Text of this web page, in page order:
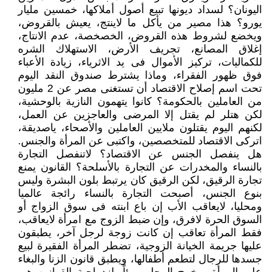
اليونان؟ لسداد ديونها تبيع أصول أملاكها، خمسين مليار
يورو؟ هذا مصير من يأكل ما لاينتج، يعيش بالقروض،
ويخضع لشروط هذه القروض، الخصخصة، عدم الانتاج،
إغلاق المصانع، تجريف الأرض، الاستهلاك الشره
للكماليات، تركيز الأموال فى يد الاثرياء، زيادة الأعباء
فوق ظهور الفقراء، وماذا يشترط صندوق النقد اليوم
تحت اسم إصلاح الاقتصاد أن تستغنى مصر عن 2 مليون
من العاملين بالحكومة؟ كانوا يتهمون النازية بالوحشية،
لكن هتلر لم يقتل إلا المرضى والعاجزين عن العمل،
لكنهم اليوم يقتلون ملايين العاملين والأصحاء، ياصديقة،
اتركى الاقتصاد للمتخصصين، واكتبى عن المرأة والجنس.
هل ينفصل الجنس عن الاقتصاد؟ لاتنفصل التجارة
بالنساء والمخدرات عن التجارة بالأسلحة؟ القانون يمنع
تجارة الرقيق، لكن الرقيق كان يرتبط بلون البشرة وليس
بنوع الجنس، أصبحت التجارة بالنساء رائجة عالميا
ومحليا، لايعاقب الأب إن باع ابنته فى سوق الزواج أو
السوق الحرة لافرق، وإن ضبط الزوج مع امرأة لايعاقب،
فقط المرأة تعاقب إن كانت زوجة لرجل آخر، يطبقون
عليها جريمة الخيانة الزوجية، تضطر المرأة الفقيرة لبيع
جسدها للرجال لتطعم أطفالها، ويطبق قانون الزنا والبغاء